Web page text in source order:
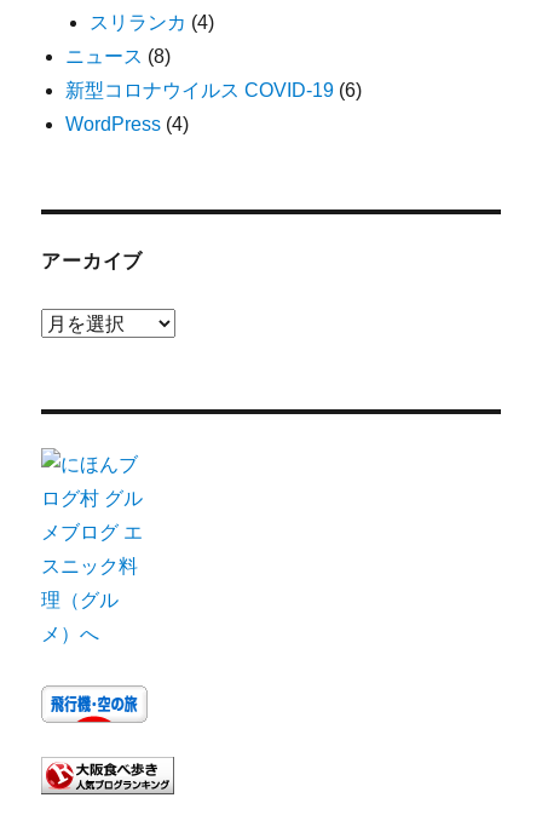
スリランカ (4)
ニュース (8)
新型コロナウイルス COVID-19 (6)
WordPress (4)
アーカイブ
ア
ブ